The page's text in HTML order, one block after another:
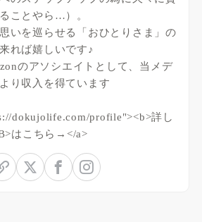
ことやら…）。
いを巡らせる「おひとりさま」の
れば嬉しいです♪
のアソシエイトとして、当メデ
り収入を得ています
dokujolife.com/profile"><b>詳し
はこちら→</a>